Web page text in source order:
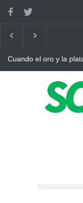
Cuando el oro y la